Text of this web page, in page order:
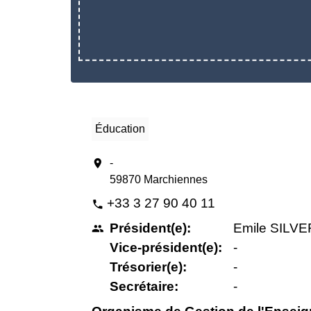
Éducation
location_on
-
59870 Marchiennes
phone +33 3 27 90 40 11
people Président(e):
Vice-président(e):
Trésorier(e):
Secrétaire:
Emile
-
-
-